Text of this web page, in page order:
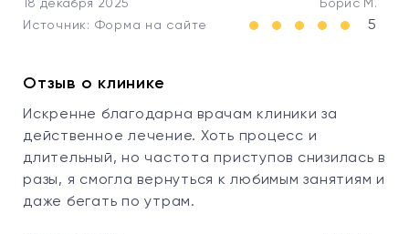
18 декабря 2025
Борис М.
Источник: Форма на сайте
5
Отзыв о клинике
Искренне благодарна врачам клиники за
действенное лечение. Хоть процесс и
длительный, но частота приступов снизилась в
разы, я смогла вернуться к любимым занятиям и
даже бегать по утрам.